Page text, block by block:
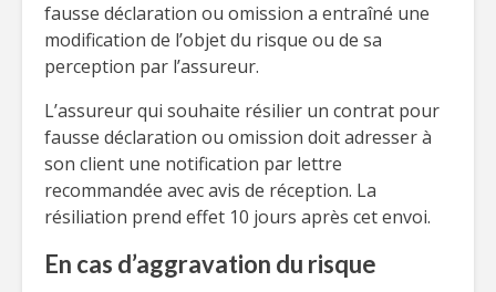
fausse déclaration ou omission a entraîné une
modification de l’objet du risque ou de sa
perception par l’assureur.
L’assureur qui souhaite résilier un contrat pour
fausse déclaration ou omission doit adresser à
son client une notification par lettre
recommandée avec avis de réception. La
résiliation prend effet 10 jours après cet envoi.
En cas d’aggravation du risque